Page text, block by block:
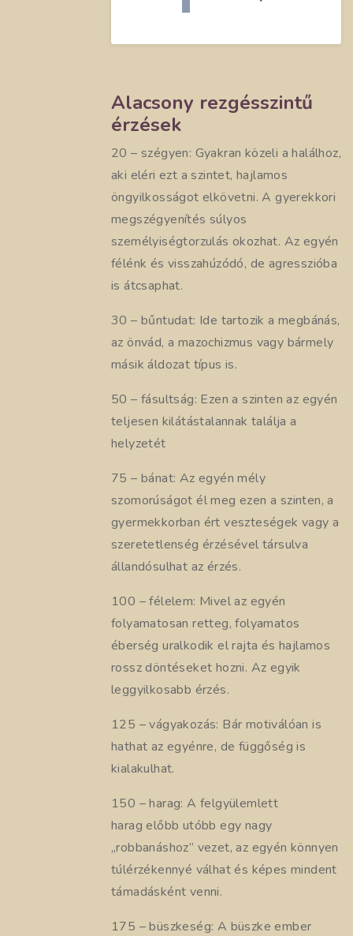
Alacsony rezgésszintű
érzések
20 – szégyen: Gyakran közeli a halálhoz,
aki eléri ezt a szintet, hajlamos
öngyilkosságot elkövetni. A gyerekkori
megszégyenítés súlyos
személyiségtorzulás okozhat. Az egyén
félénk és visszahúzódó, de agresszióba
is átcsaphat.
30 – bűntudat: Ide tartozik a megbánás,
az önvád, a mazochizmus vagy bármely
másik áldozat típus is.
50 – fásultság: Ezen a szinten az egyén
teljesen kilátástalannak találja a
helyzetét
75 – bánat: Az egyén mély
szomorúságot él meg ezen a szinten, a
gyermekkorban ért veszteségek vagy a
szeretetlenség érzésével társulva
állandósulhat az érzés.
100 – félelem: Mivel az egyén
folyamatosan retteg, folyamatos
éberség uralkodik el rajta és hajlamos
rossz döntéseket hozni. Az egyik
leggyilkosabb érzés.
125 – vágyakozás: Bár motiválóan is
hathat az egyénre, de függőség is
kialakulhat.
150 – harag: A felgyülemlett
harag előbb utóbb egy nagy
„robbanáshoz” vezet, az egyén könnyen
túlérzékennyé válhat és képes mindent
támadásként venni.
175 – büszkeség: A büszke ember